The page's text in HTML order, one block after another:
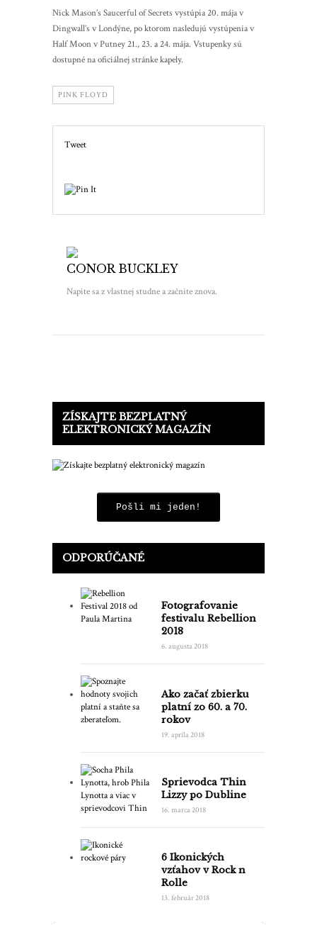
Nick Mason’s Saucerful of Secrets vystúpia 20. mája v
Dingwall’s v Londýne, po ktorom nasledujú vystúpenia v
Half Moon v Putney 21., 23. a 24. mája. Vstupenky sú
dostupné na oficiálnej stránke kapely.
PINK FLOYD
Tweet
CONOR BUCKLEY
Napite sa z vlastnej studne a začnite znova.
ZÍSKAJTE BEZPLATNÝ
ELEKTRONICKÝ MAGAZÍN
Pošli mi jeden!
ODPORÚČANÉ
Fotografovanie
festivalu Rebellion
2018
6. augusta 2018
Ako začať zbierku
platní zo 60. a 70.
rokov
19. apríla 2018
Sprievodca Thin
Lizzy po Dubline
16. marca 2018
6 Ikonických
vzťahov v Rock n
Rolle
13. február 2018